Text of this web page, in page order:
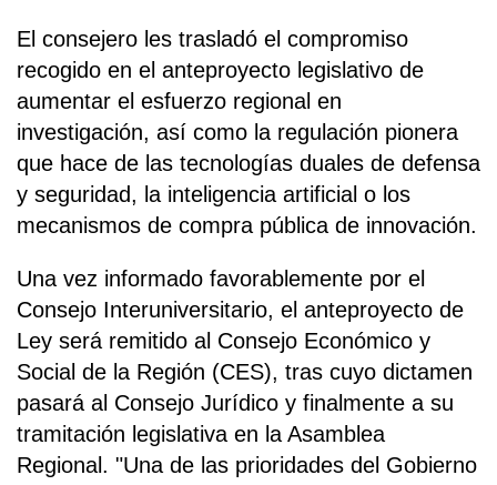
El consejero les trasladó el compromiso
recogido en el anteproyecto legislativo de
aumentar el esfuerzo regional en
investigación, así como la regulación pionera
que hace de las tecnologías duales de defensa
y seguridad, la inteligencia artificial o los
mecanismos de compra pública de innovación.
Una vez informado favorablemente por el
Consejo Interuniversitario, el anteproyecto de
Ley será remitido al Consejo Económico y
Social de la Región (CES), tras cuyo dictamen
pasará al Consejo Jurídico y finalmente a su
tramitación legislativa en la Asamblea
Regional. "Una de las prioridades del Gobierno